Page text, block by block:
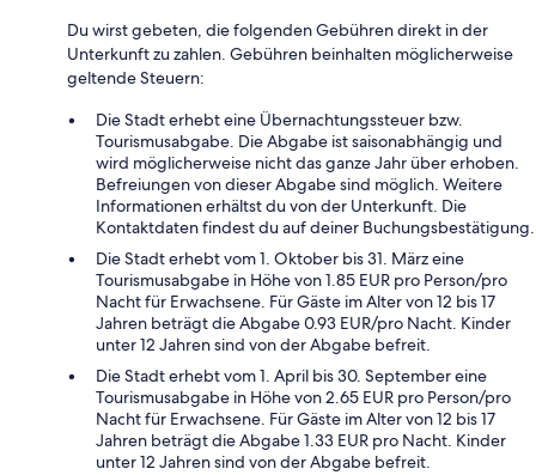
Du wirst gebeten, die folgenden Gebühren direkt in der
Unterkunft zu zahlen. Gebühren beinhalten möglicherweise
geltende Steuern:
Die Stadt erhebt eine Übernachtungssteuer bzw.
Tourismusabgabe. Die Abgabe ist saisonabhängig und
wird möglicherweise nicht das ganze Jahr über erhoben.
Befreiungen von dieser Abgabe sind möglich. Weitere
Informationen erhältst du von der Unterkunft. Die
Kontaktdaten findest du auf deiner Buchungsbestätigung.
Die Stadt erhebt vom 1. Oktober bis 31. März eine
Tourismusabgabe in Höhe von 1.85 EUR pro Person/pro
Nacht für Erwachsene. Für Gäste im Alter von 12 bis 17
Jahren beträgt die Abgabe 0.93 EUR/pro Nacht. Kinder
unter 12 Jahren sind von der Abgabe befreit.
Die Stadt erhebt vom 1. April bis 30. September eine
Tourismusabgabe in Höhe von 2.65 EUR pro Person/pro
Nacht für Erwachsene. Für Gäste im Alter von 12 bis 17
Jahren beträgt die Abgabe 1.33 EUR pro Nacht. Kinder
unter 12 Jahren sind von der Abgabe befreit.